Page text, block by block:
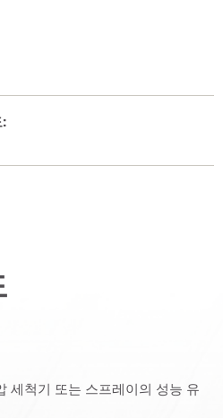
:
세척기 또는 스프레이의 성능 유